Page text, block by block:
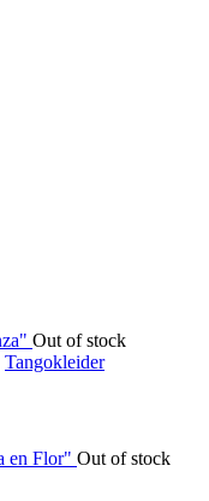
Out of stock
Tangokleider
Out of stock